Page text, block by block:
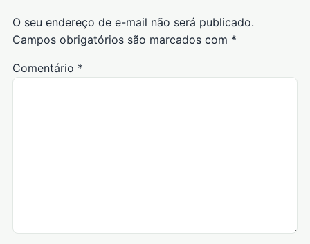
O seu endereço de e-mail não será publicado.
Campos obrigatórios são marcados com *
Comentário *